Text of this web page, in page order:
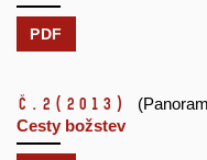
PDF
č.2 (2013)
Cesty božstev